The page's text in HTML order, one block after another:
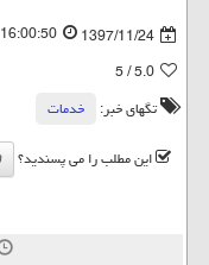
1397/11/24
16:00:50
5.0
/ 5
تگهای خبر:
خدمات
این مطلب را می پسندید؟